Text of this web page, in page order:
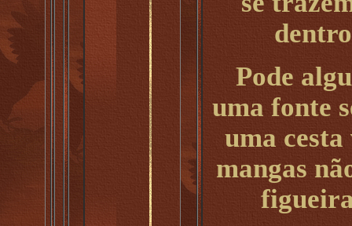
Pode
uma fonte
uma
mangas